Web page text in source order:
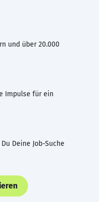
und über 20.000
Impulse für ein
Deine Job-Suche